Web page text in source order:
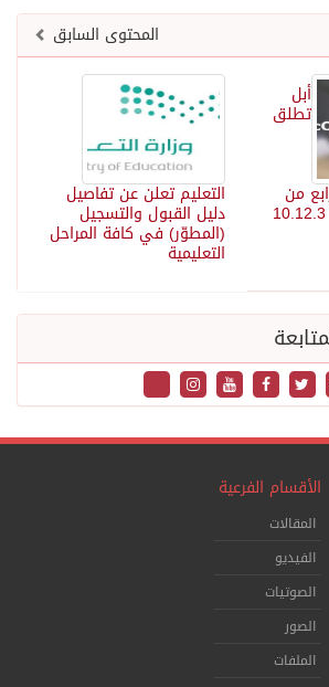
المحتوى السابق
التعليم تعلن عن تفاصيل
دليل القبول والتسجيل
(المطوّر) في كافة المراحل
التعليمية
أبل
تطلق
من
ماك أو إس “سييرا” 10.12.3
الأقسام الفرعية
المقالات
الفيديو
الصوتيات
الصور
الملفات